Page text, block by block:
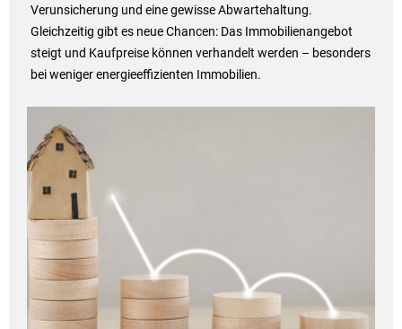
Verunsicherung und eine gewisse Abwartehaltung.
Gleichzeitig gibt es neue Chancen: Das Immobilienangebot
steigt und Kaufpreise können verhandelt werden – besonders
bei weniger energieeffizienten Immobilien.